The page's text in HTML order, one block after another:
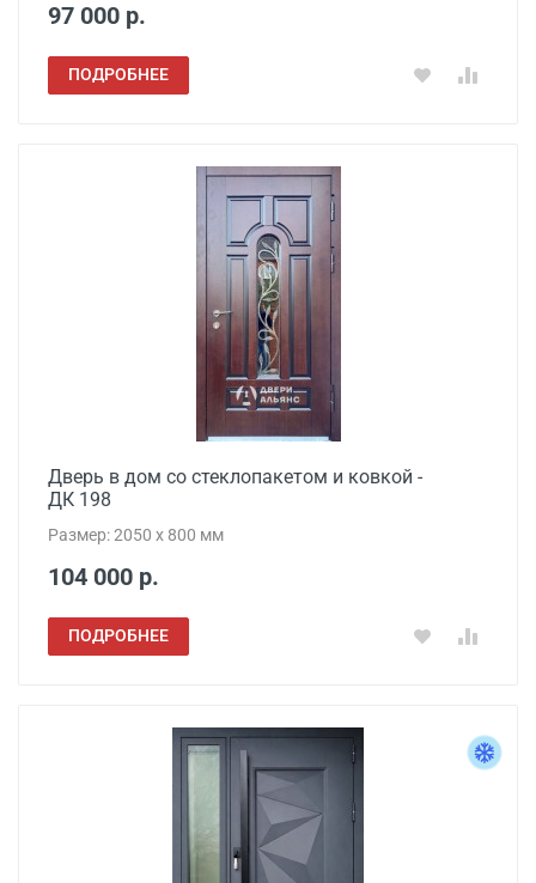
97 000 р.
ПОДРОБНЕЕ
Дверь в дом со стеклопакетом и ковкой -
ДК 198
Размер: 2050 x 800 мм
104 000 р.
ПОДРОБНЕЕ